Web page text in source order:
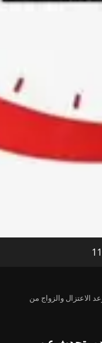
الاعتزال والزواج من